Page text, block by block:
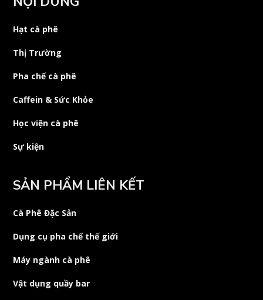
Hạt cà phê
Thị Trường
Pha chế cà phê
Caffein & Sức Khỏe
Học viện cà phê
Sự kiện
SẢN PHẨM LIÊN KẾT
Cà Phê Đặc Sản
Dụng cụ pha chế thế giới
Máy ngành cà phê
Vật dụng quầy bar